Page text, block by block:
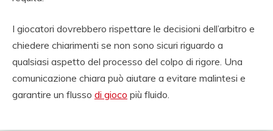
I giocatori dovrebbero rispettare le decisioni dell’arbitro e
chiedere chiarimenti se non sono sicuri riguardo a
qualsiasi aspetto del processo del colpo di rigore. Una
comunicazione chiara può aiutare a evitare malintesi e
garantire un flusso di gioco più fluido.